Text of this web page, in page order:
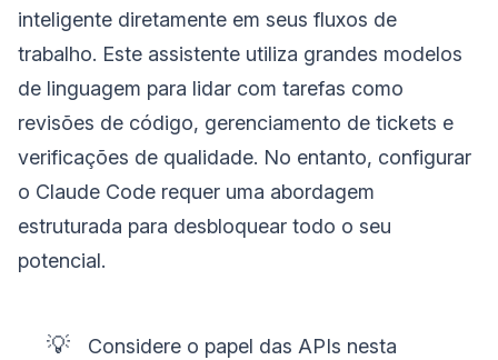
inteligente diretamente em seus fluxos de
trabalho. Este assistente utiliza grandes modelos
de linguagem para lidar com tarefas como
revisões de código, gerenciamento de tickets e
verificações de qualidade. No entanto, configurar
o Claude Code requer uma abordagem
estruturada para desbloquear todo o seu
potencial.
💡
Considere o papel das APIs nesta